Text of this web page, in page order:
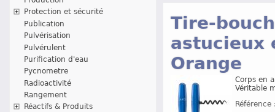
Protection et sécurité
Publication
Pulvérisation
Pulvérulent
Purification d'eau
Pycnometre
Radioactivité
Rangement
Réactifs & Produits
Tire-
astucieux
Orange
Corps en
Véritable